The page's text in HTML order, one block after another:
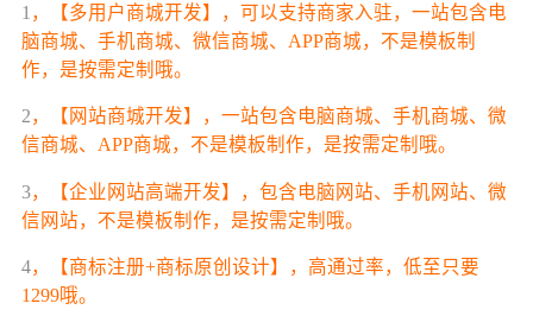
1 ，【多用户商城开发】，可以支持商家入驻，一站包含电
脑商城、手机商城、微信商城、APP商城，不是模板制
作，是按需定制哦。
2，【网站商城开发】，一站包含电脑商城、手机商城、微
信商城、APP商城，不是模板制作，是按需定制哦。
3，【企业网站高端开发】，包含电脑网站、手机网站、微
信网站，不是模板制作，是按需定制哦。
4，【商标注册+商标原创设计】，高通过率，低至只要
1299哦。